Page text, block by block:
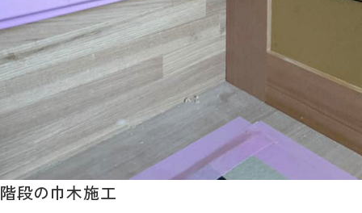
階段の巾木施工